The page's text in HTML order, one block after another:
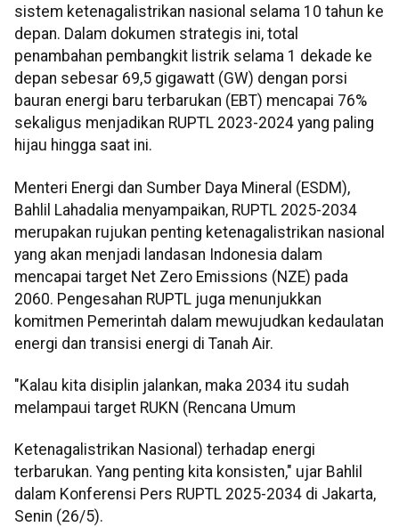
sistem ketenagalistrikan nasional selama 10 tahun ke
depan. Dalam dokumen strategis ini, total
penambahan pembangkit listrik selama 1 dekade ke
depan sebesar 69,5 gigawatt (GW) dengan porsi
bauran energi baru terbarukan (EBT) mencapai 76%
sekaligus menjadikan RUPTL 2023-2024 yang paling
hijau hingga saat ini.
Menteri Energi dan Sumber Daya Mineral (ESDM),
Bahlil Lahadalia menyampaikan, RUPTL 2025-2034
merupakan rujukan penting ketenagalistrikan nasional
yang akan menjadi landasan Indonesia dalam
mencapai target Net Zero Emissions (NZE) pada
2060. Pengesahan RUPTL juga menunjukkan
komitmen Pemerintah dalam mewujudkan kedaulatan
energi dan transisi energi di Tanah Air.
"Kalau kita disiplin jalankan, maka 2034 itu sudah
melampaui target RUKN (Rencana Umum
Ketenagalistrikan Nasional) terhadap energi
terbarukan. Yang penting kita konsisten," ujar Bahlil
dalam Konferensi Pers RUPTL 2025-2034 di Jakarta,
Senin (26/5).